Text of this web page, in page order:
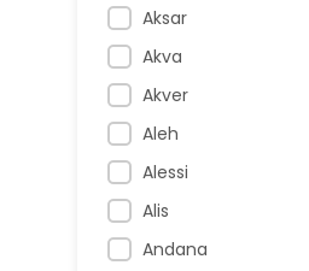
Aksar
Akva
Akver
Aleh
Alessi
Alis
Andana